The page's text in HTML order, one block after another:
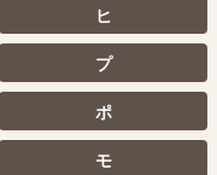
ヒ
プ
ポ
モ